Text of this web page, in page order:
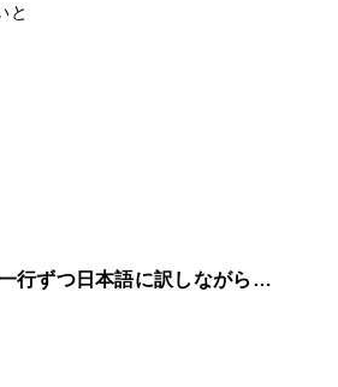
と
行ずつ日本語に訳しながら…